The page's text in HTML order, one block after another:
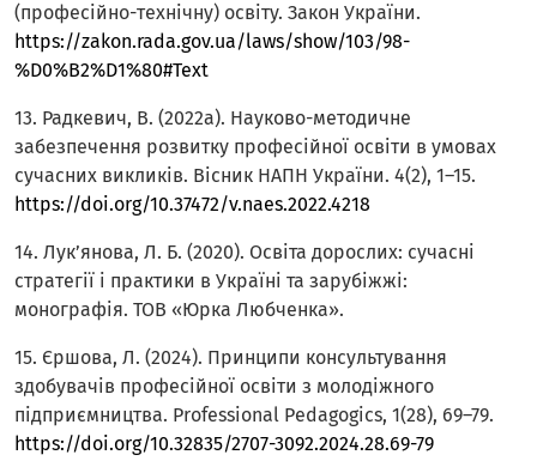
(професійно-технічну) освіту. Закон України.
https://zakon.rada.gov.ua/laws/show/103/98-
%D0%B2%D1%80#Text
13. Радкевич, В. (2022a). Науково-методичне
забезпечення розвитку професійної освіти в умовах
сучасних викликів. Вісник НАПН України. 4(2), 1–15.
https://doi.org/10.37472/v.naes.2022.4218
14. Лук’янова, Л. Б. (2020). Освіта дорослих: сучасні
стратегії і практики в Україні та зарубіжжі:
монографія. ТОВ «Юрка Любченка».
15. Єршова, Л. (2024). Принципи консультування
здобувачів професійної освіти з молодіжного
підприємництва. Professional Pedagogics, 1(28), 69–79.
https://doi.org/10.32835/2707-3092.2024.28.69-79